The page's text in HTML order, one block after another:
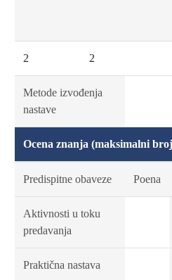
2 2
Metode izvođenja
nastave
Ocena znanja (maksimalni
Predispitne obaveze Poena
Aktivnosti u toku
predavanja
Praktična nastava